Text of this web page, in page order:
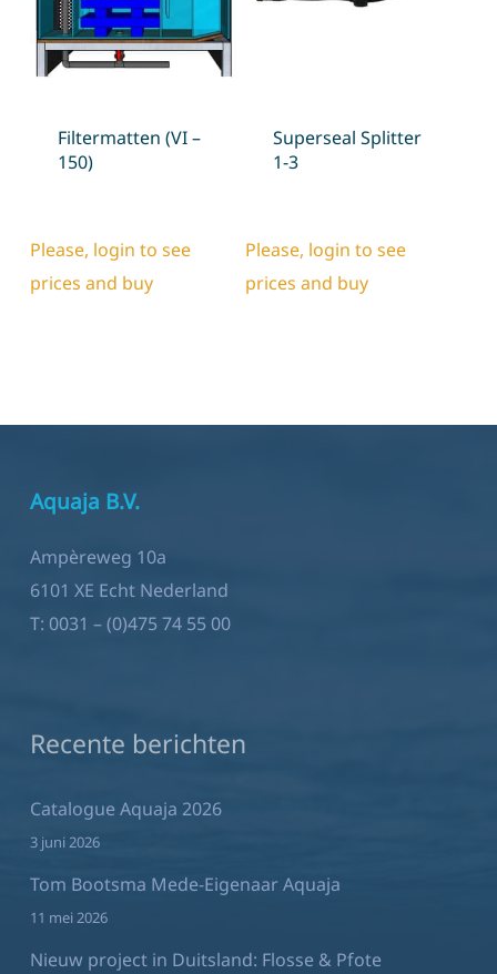
Filtermatten (VI –
150)
Please, login to see
prices and buy
Superseal Splitter
1-3
Please, login to see
prices and buy
Aquaja B.V.
Ampèreweg 10a
6101 XE Echt Nederland
T: 0031 – (0)475 74 55 00
Recente berichten
Catalogue Aquaja 2026
3 juni 2026
Tom Bootsma Mede-Eigenaar Aquaja
11 mei 2026
Nieuw project in Duitsland: Flosse & Pfote